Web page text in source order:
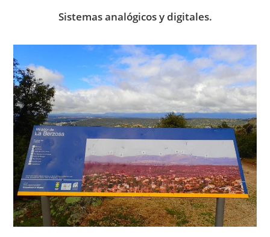
Sistemas analógicos y digitales.